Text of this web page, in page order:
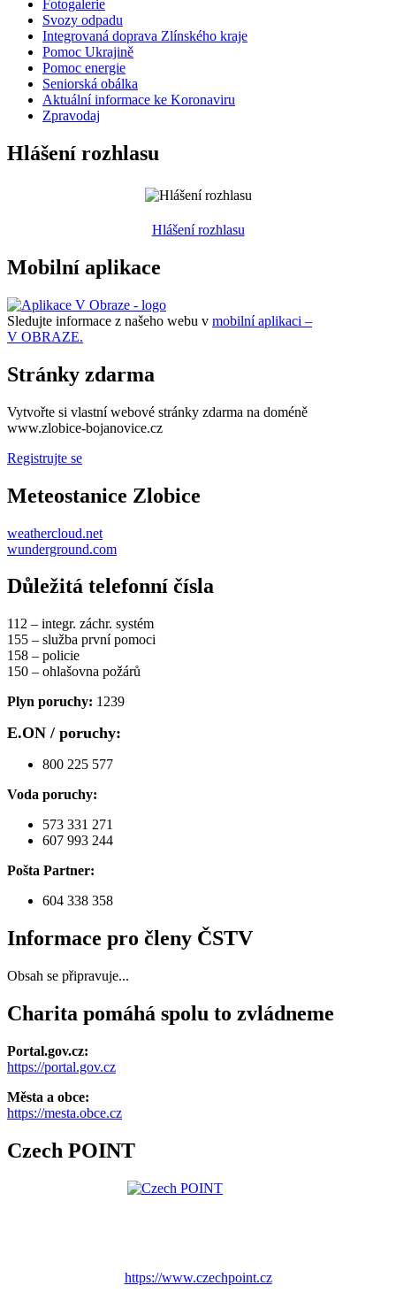
Fotogalerie
Svozy odpadu
Integrovaná doprava Zlínského kraje
Pomoc Ukrajině
Pomoc energie
Seniorská obálka
Aktuální informace ke Koronaviru
Zpravodaj
Hlášení rozhlasu
Hlášení rozhlasu
Mobilní aplikace
Sledujte informace z našeho webu v mobilní aplikaci –
V OBRAZE.
Stránky zdarma
Vytvořte si vlastní webové stránky zdarma na doméně
www.zlobice-bojanovice.cz
Registrujte se
Meteostanice Zlobice
weathercloud.net
wunderground.com
Důležitá telefonní čísla
112 – integr. záchr. systém
155 – služba první pomoci
158 – policie
150 – ohlašovna požárů
Plyn poruchy: 1239
E.ON / poruchy:
800 225 577
Voda poruchy:
573 331 271
607 993 244
Pošta Partner:
604 338 358
Informace pro členy ČSTV
Obsah se připravuje...
Charita pomáhá spolu to zvládneme
Portal.gov.cz:
https://portal.gov.cz
Města a obce:
https://mesta.obce.cz
Czech POINT
https://www.czechpoint.cz